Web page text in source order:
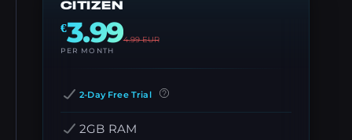
CITIZEN
€3.994.99EUR
PER MONTH
2-Day Free Trial
2GB RAM